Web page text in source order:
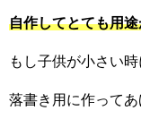
自作してとても用
もし子供が小さい
落書き用に作ってあ